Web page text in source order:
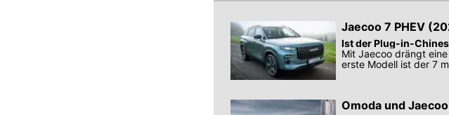
Jaecoo 7 PHEV
Ist der Plug-in-
Mit Jaecoo drängt
erste Modell ist der 7
Omoda und